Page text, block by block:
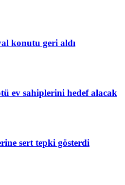
konutu geri aldı
ev sahiplerini hedef alacak
sert tepki gösterdi